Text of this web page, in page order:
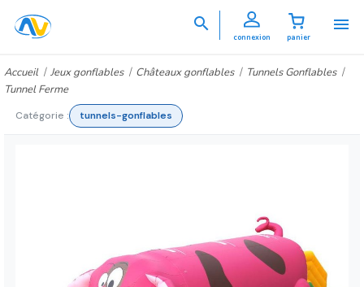

panier
connexion

Accueil Jeux gonflables Châteaux gonflables
Tunnels Gonflables
Tunnel Ferme
Catégorie : tunnels-gonflables